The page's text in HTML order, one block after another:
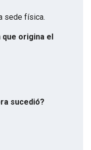
sede física.
origina el
sucedió?